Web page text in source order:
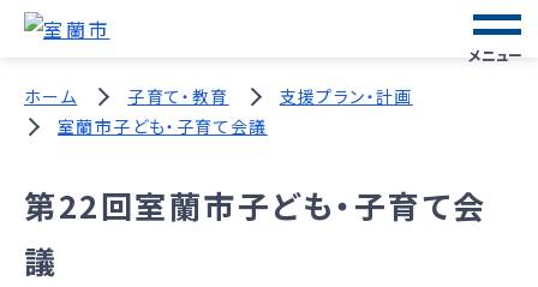
メニュー
ホーム 子育て・教育
支援プラン・計画
室蘭市子ども・子育て会議
第22回室蘭市子ども・子育て会
議